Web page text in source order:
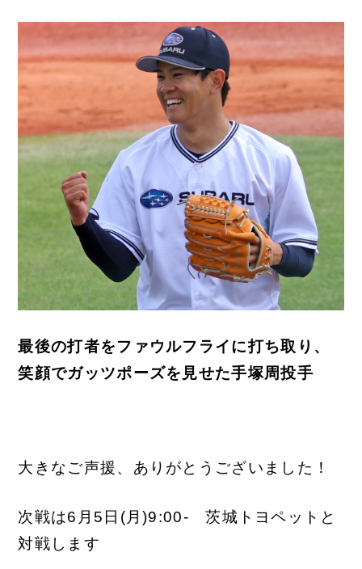
最後の打者をファウルフライに打ち取り、
笑顔でガッツポーズを見せた手塚周投手
大きなご声援、ありがとうございました！
次戦は6月5日(月)9:00- 茨城トヨペットと
対戦します